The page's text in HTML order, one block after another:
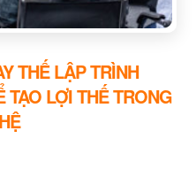
THẾ LẬP TRÌNH
LỢI THẾ TRONG